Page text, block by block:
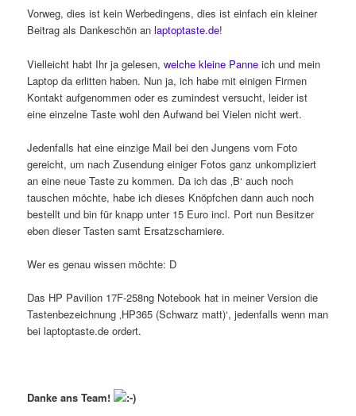
Vorweg, dies ist kein Werbedingens, dies ist einfach ein kleiner
Beitrag als Dankeschön anlaptoptaste.de!
Vielleicht habt Ihr ja gelesen, welche kleine Panne ich und mein
Laptop da erlitten haben. Nun ja, ich habe mit einigen Firmen
Kontakt aufgenommen oder es zumindest versucht, leider ist
eine einzelne Taste wohl den Aufwand bei Vielen nicht wert.
Jedenfalls hat eine einzige Mail bei den Jungens vom Foto
gereicht, um nach Zusendung einiger Fotos ganz unkompliziert
an eine neue Taste zu kommen. Da ich das ‚B‘ auch noch
tauschen möchte, habe ich dieses Knöpfchen dann auch noch
bestellt und bin für knapp unter 15 Euro incl. Port nun Besitzer
eben dieser Tasten samt Ersatzscharniere.
Wer es genau wissen möchte: D
Das HP Pavilion 17F-258ng Notebook hat in meiner Version die
Tastenbezeichnung ‚HP365 (Schwarz matt)‘, jedenfalls wenn man
bei laptoptaste.de ordert.
Danke ans Team!